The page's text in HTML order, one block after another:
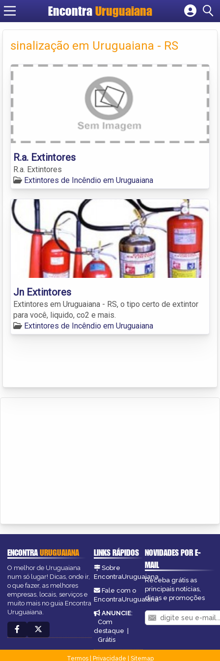
Encontra Uruguaiana
Cadastrar empresa
Criar conta
sinalização em Uruguaiana - RS
R.a. Extintores
R.a. Extintores
Extintores de Incêndio em Uruguaiana
Jn Extintores
Extintores em Uruguaiana - RS, o tipo certo de extintor
para você, liquido, co2 e mais.
Extintores de Incêndio em Uruguaiana
ENCONTRAURUGUAIANA
O melhor de Uruguaiana
num só lugar! Dicas, onde ir,
o que fazer, as melhores
empresas, locais, serviços e
muito mais no guia Encontra
Uruguaiana.
LINKS RÁPIDOS
Sobre
EncontraUruguaiana
Fale com o
EncontraUruguaiana
ANUNCIE:
Com
destaque |
Grátis
NOVIDADES POR E-
MAIL
Receba grátis as
principais notícias,
dicas e promoções
Termos| Privacidade
Sitemap